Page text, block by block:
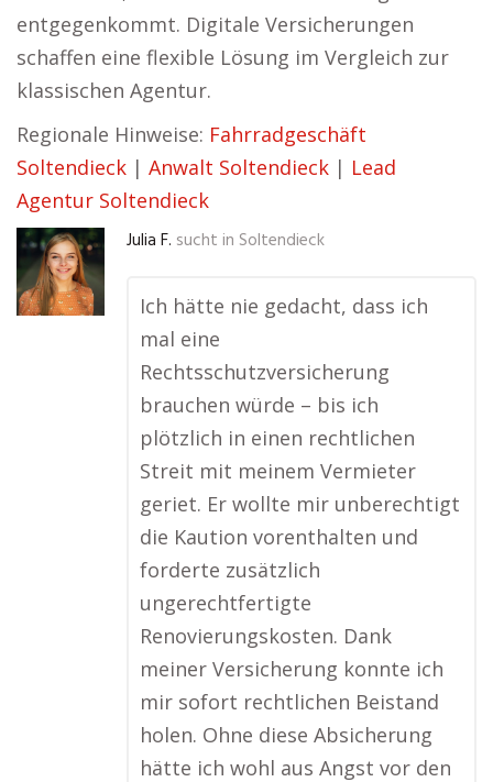
entgegenkommt. Digitale Versicherungen
schaffen eine flexible Lösung im Vergleich zur
klassischen Agentur.
Regionale Hinweise: Fahrradgeschäft
Soltendieck | Anwalt Soltendieck | Lead
Agentur Soltendieck
Julia F. sucht in Soltendieck
Ich hätte nie gedacht, dass ich
mal eine
Rechtsschutzversicherung
brauchen würde – bis ich
plötzlich in einen rechtlichen
Streit mit meinem Vermieter
geriet. Er wollte mir unberechtigt
die Kaution vorenthalten und
forderte zusätzlich
ungerechtfertigte
Renovierungskosten. Dank
meiner Versicherung konnte ich
mir sofort rechtlichen Beistand
holen. Ohne diese Absicherung
hätte ich wohl aus Angst vor den